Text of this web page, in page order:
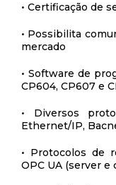
• Certificação de
• Possibilita
mercado
• Software de
CP604, CP607 e
• Diversos
Ethernet/IP,
• Protocolos de
OPC UA (server e